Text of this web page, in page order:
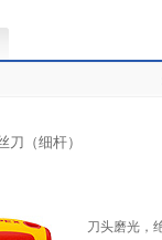
刀（细杆）
刀头磨光，